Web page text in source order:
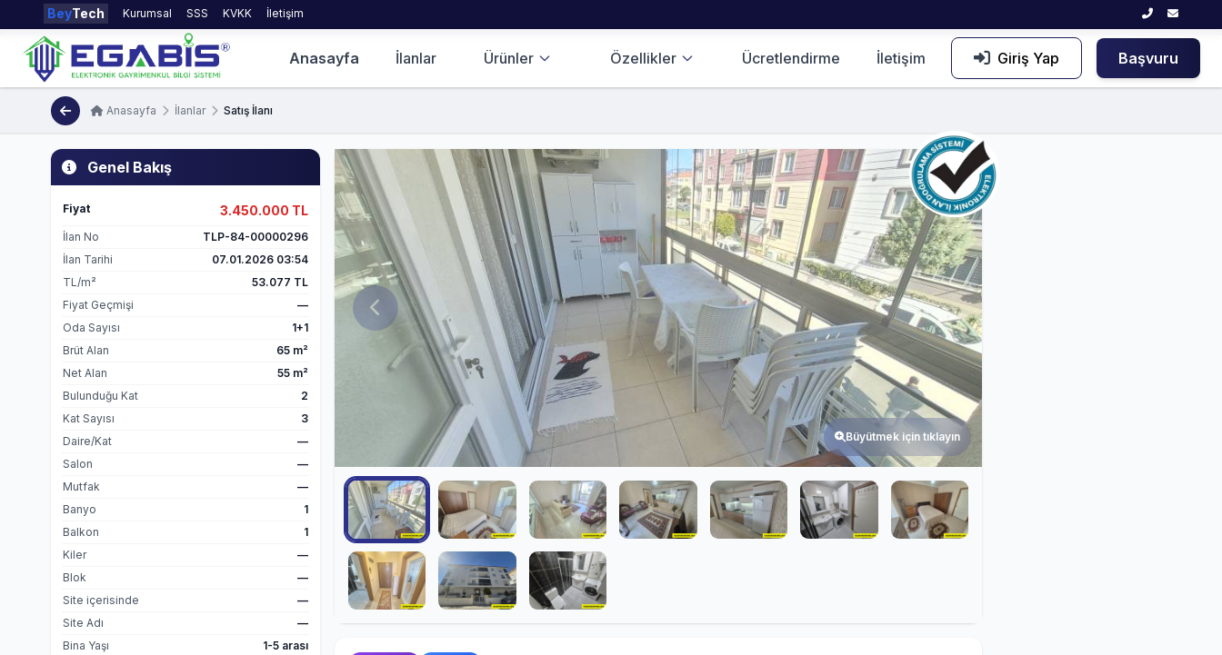
BeyTech Kurumsal SSS KVKK İletişim
Anasayfa İlanlar Ürünler Özellikler Ücretlendirme İletişim Giriş Yap Başvuru
Anasayfa İlanlar Satış İlanı
Genel Bakış
Fiyat 3.450.000 TL
İlan No
TLP-84-00000296
İlan Tarihi
07.01.2026 03:54
TL/m²
53.077 TL
Fiyat Geçmişi
—
Oda Sayısı
1+1
Brüt Alan
65 m²
Net Alan
55 m²
Bulunduğu Kat
2
Kat Sayısı
3
Daire/Kat
—
Salon
—
Mutfak
—
Banyo
1
Balkon
1
Kiler
—
Blok
—
Site içerisinde
—
Site Adı
—
Bina Yaşı
1-5 arası
Büyütmek için tıklayın